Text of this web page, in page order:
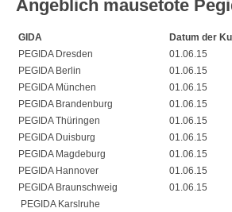
Angeblich mausetote
GIDA Datum der
PEGIDA Dresden
01.06.15
PEGIDA Berlin
01.06.15
PEGIDA München
01.06.15
PEGIDA Brandenburg
01.06.15
PEGIDA Thüringen
01.06.15
PEGIDA Duisburg
01.06.15
PEGIDA Magdeburg
01.06.15
PEGIDA Hannover
01.06.15
PEGIDA Braunschweig
01.06.15
PEGIDA Karslruhe